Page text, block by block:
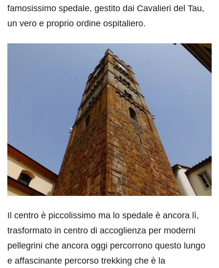
famosissimo spedale, gestito dai Cavalieri del Tau,
un vero e proprio ordine ospitaliero.
Il centro è piccolissimo ma lo spedale è ancora lì,
trasformato in centro di accoglienza per moderni
pellegrini che ancora oggi percorrono questo lungo
e affascinante percorso trekking che è la